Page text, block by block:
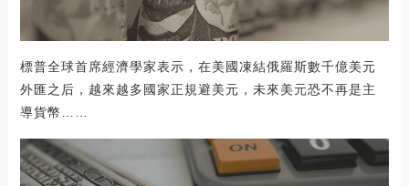
標普全球首席經濟學家表示，在美國凍結俄羅斯數千億美元
外匯之后，越來越多國家正規避美元，未來美元恐不再是主
導貨幣……